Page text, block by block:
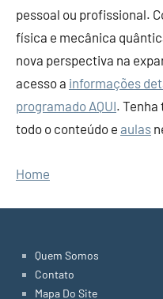
pessoal ou profissional.
física e mecânica
nova perspectiva na
acesso a informações
programado AQUI.
todo o conteúdo e aulas
Home
Quem Somos
Contato
Mapa Do Site